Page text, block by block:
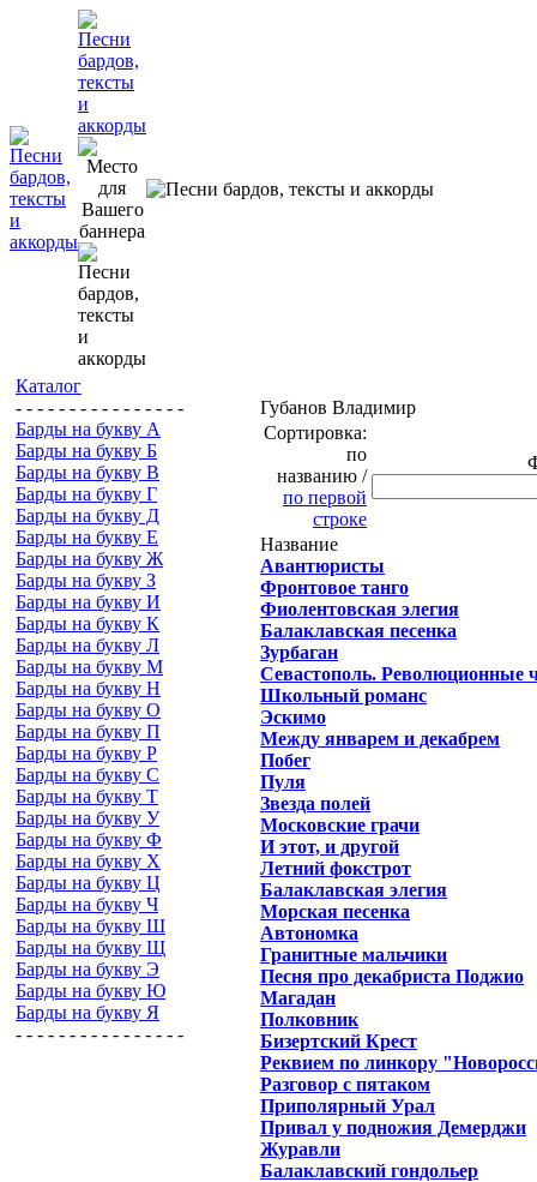
Каталог
- - - - - - - - - - - - - - - -
Барды на букву А
Барды на букву Б
Барды на букву В
Барды на букву Г
Барды на букву Д
Барды на букву Е
Барды на букву Ж
Барды на букву З
Барды на букву И
Барды на букву К
Барды на букву Л
Барды на букву М
Барды на букву Н
Барды на букву О
Барды на букву П
Барды на букву Р
Барды на букву С
Барды на букву Т
Барды на букву У
Барды на букву Ф
Барды на букву Х
Барды на букву Ц
Барды на букву Ч
Барды на букву Ш
Барды на букву Щ
Барды на букву Э
Барды на букву Ю
Барды на букву Я
- - - - - - - - - - - - - - - -
Губанов Владимир
Сортировка:
по
названию /
по первой
строке
Название
Авантюристы
Фронтовое танго
Фиолентовская элегия
Балаклавская песенка
Зурбаган
Севастополь. Революционные
Школьный романс
Эскимо
Между январем и декабрем
Побег
Пуля
Звезда полей
Московские грачи
И этот, и другой
Летний фокстрот
Балаклавская элегия
Морская песенка
Автономка
Гранитные мальчики
Песня про декабриста Поджио
Магадан
Полковник
Бизертский Крест
Реквием по линкору
Разговор с пятаком
Приполярный Урал
Привал у подножия Демерджи
Журавли
Балаклавский гондольер